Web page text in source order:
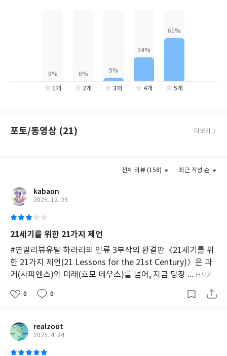
복
다
루
역
사
가
로
서
의
그
역
강
조
1개 2개 3개 4개 5개
포토/동영상 (21) 더보기
전체 리뷰 (158) 최근 작성 순
kabaon
2025. 12. 29
21세기를 위한 21가지 제언
#연말리뷰유발 하라리의 인류 3부작의 완결판《21세기를 위
한 21가지 제언(21 Lessons for the 21st Century)》은 과
거(사피엔스)와 미래(호모 데우스)를 넘어, 지금 당장 ... 더보기
0 0
realzoot
2025. 4. 24